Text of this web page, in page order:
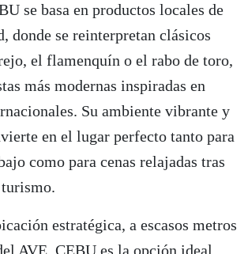
se basa en productos locales de
donde se reinterpretan clásicos
el flamenquín o el rabo de toro,
más modernas inspiradas en
Su ambiente vibrante y
en el lugar perfecto tanto para
como para cenas relajadas tras
estratégica, a escasos metros
AVE, CEBU es la opción ideal